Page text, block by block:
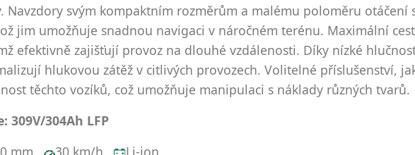
Navzdory svým kompaktním rozměrům a malému poloměru otáčení
jim umožňuje snadnou navigaci v náročném terénu. Maximální
efektivně zajišťují provoz na dlouhé vzdálenosti. Díky nízké
hlukovou zátěž v citlivých provozech. Volitelné příslušenství,
těchto vozíků, což umožňuje manipulaci s náklady různých tvarů.
309V/304Ah LFP
mm 30 km/h Li-ion